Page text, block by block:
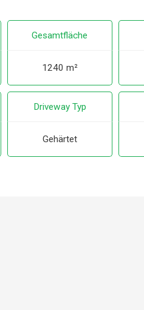
Gesamtfläche
1240 m²
Driveway Typ
Gehärtet